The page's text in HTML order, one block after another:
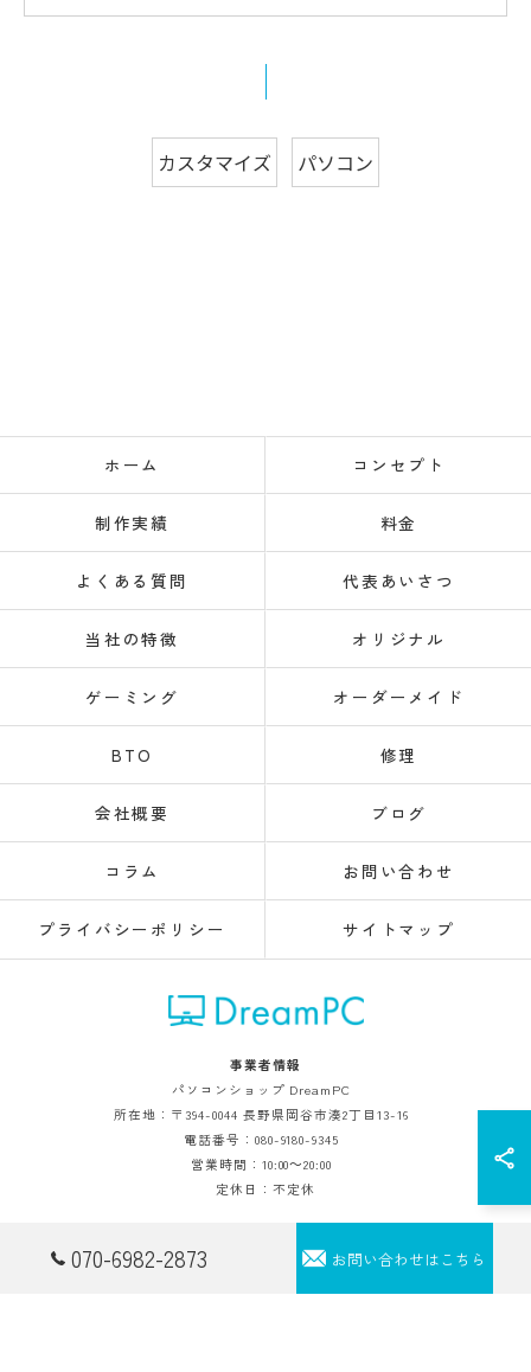
カスタマイズ パソコン
070-6982-2873 お問い合わせはこちら
ホーム コンセプト
制作実績 料金
よくある質問 代表あいさつ
当社の特徴 オリジナル
ゲーミング オーダーメイド
BTO 修理
会社概要 ブログ
コラム お問い合わせ
プライバシーポリシー サイトマップ
事業者情報
パソコンショップ DreamPC
所在地：〒394-0044 長野県岡谷市湊2丁目13-16
電話番号：080-9180-9345
営業時間：10:00～20:00
定休日：不定休
DreamPC」 ALL RIGHTS RESERVED.